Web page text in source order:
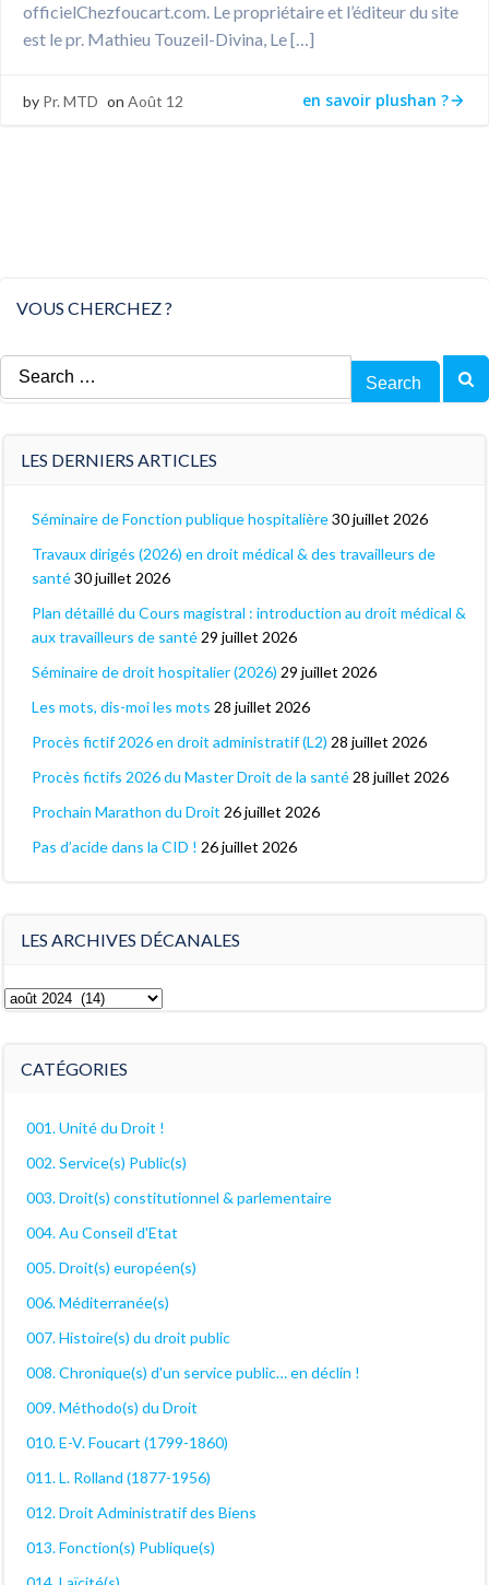
officielChezfoucart.com. Le propriétaire et l’éditeur du site
est le pr. Mathieu Touzeil-Divina, Le […]
by Pr. MTD on Août 12 en savoir plushan ?
VOUS CHERCHEZ ?
Search
for:
LES DERNIERS ARTICLES
Séminaire de Fonction publique hospitalière30 juillet 2026
Travaux dirigés (2026) en droit médical & des travailleurs de
santé30 juillet 2026
Plan détaillé du Cours magistral : introduction au droit médical &
aux travailleurs de santé 29 juillet 2026
Séminaire de droit hospitalier (2026) 29 juillet 2026
Les mots, dis-moi les mots 28 juillet 2026
Procès fictif 2026 en droit administratif (L2) 28 juillet 2026
Procès fictifs 2026 du Master Droit de la santé 28 juillet 2026
Prochain Marathon du Droit 26 juillet 2026
Pas d’acide dans la CID ! 26 juillet 2026
LES ARCHIVES DÉCANALES
Les
CATÉGORIES
001. Unité du Droit !
002. Service(s) Public(s)
003. Droit(s) constitutionnel & parlementaire
004. Au Conseil d'Etat
005. Droit(s) européen(s)
006. Méditerranée(s)
007. Histoire(s) du droit public
008. Chronique(s) d'un service public… en déclin !
009. Méthodo(s) du Droit
010. E-V. Foucart (1799-1860)
011. L. Rolland (1877-1956)
012. Droit Administratif des Biens
013. Fonction(s) Publique(s)